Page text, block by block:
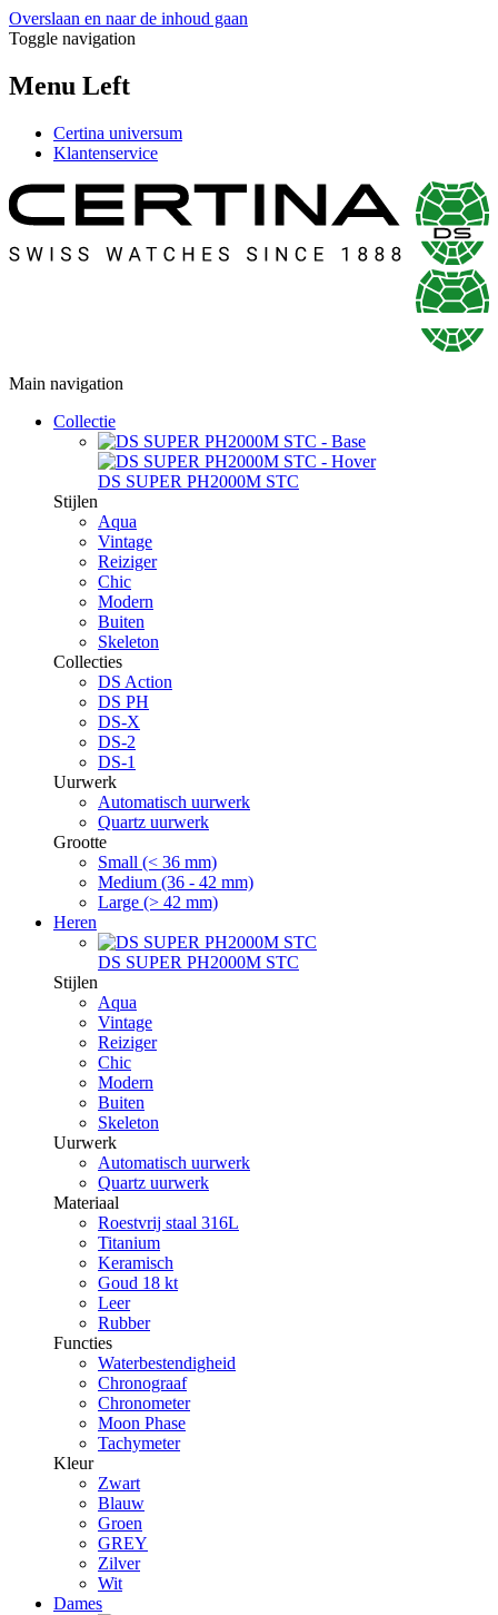
Overslaan en naar de inhoud gaan
Toggle navigation
Menu Left
Certina universum
Klantenservice
Main navigation
Collectie
DS SUPER PH2000M STC
Stijlen
Aqua
Vintage
Reiziger
Chic
Modern
Buiten
Skeleton
Collecties
DS Action
DS PH
DS-X
DS-2
DS-1
Uurwerk
Automatisch uurwerk
Quartz uurwerk
Grootte
Small (< 36 mm)
Medium (36 - 42 mm)
Large (> 42 mm)
Heren
DS SUPER PH2000M STC
Stijlen
Aqua
Vintage
Reiziger
Chic
Modern
Buiten
Skeleton
Uurwerk
Automatisch uurwerk
Quartz uurwerk
Materiaal
Roestvrij staal 316L
Titanium
Keramisch
Goud 18 kt
Leer
Rubber
Functies
Waterbestendigheid
Chronograaf
Chronometer
Moon Phase
Tachymeter
Kleur
Zwart
Blauw
Groen
GREY
Zilver
Wit
Dames